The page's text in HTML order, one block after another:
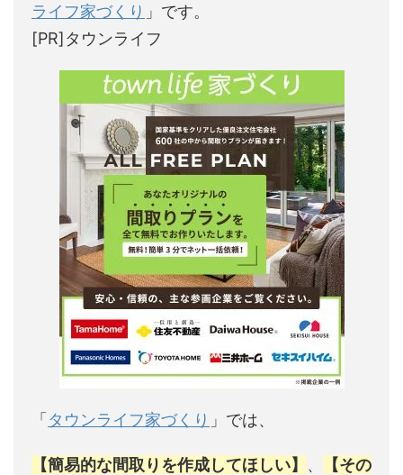
ライフ家づくり 」です。
[PR]タウンライフ
「 タウンライフ家づくり 」では、
【簡易的な間取りを作成してほしい】 、
【その